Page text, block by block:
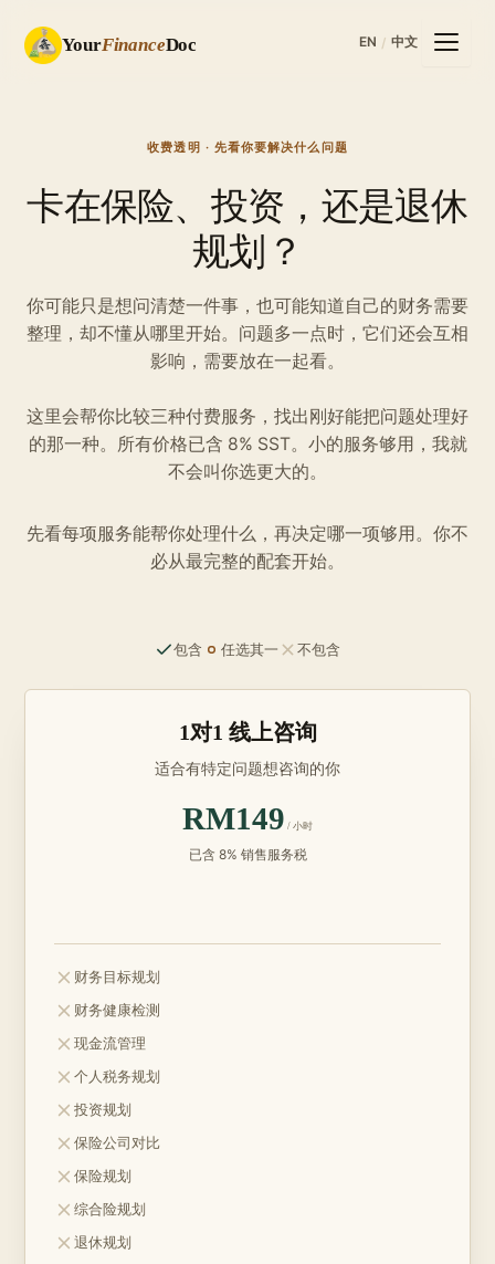
YourFinanceDoc EN / 中文
收费透明 · 先看你要解决什么问题
卡在保险、投资，还是退休
规划？
你可能只是想问清楚一件事，也可能知道自己的财务需要
整理，却不懂从哪里开始。问题多一点时，它们还会互相
影响，需要放在一起看。
这里会帮你比较三种付费服务，找出刚好能把问题处理好
的那一种。所有价格已含 8% SST。小的服务够用，我就
不会叫你选更大的。
先看每项服务能帮你处理什么，再决定哪一项够用。你不
必从最完整的配套开始。
包含 任选其一 不包含
1对1 线上咨询
适合有特定问题想咨询的你
RM149 / 小时
已含 8% 销售服务税
不包含：
财务目标规划
不包含：
财务健康检测
不包含：
现金流管理
不包含：
个人税务规划
不包含：
投资规划
不包含：
保险公司对比
不包含：
保险规划
不包含：
综合险规划
不包含：
退休规划